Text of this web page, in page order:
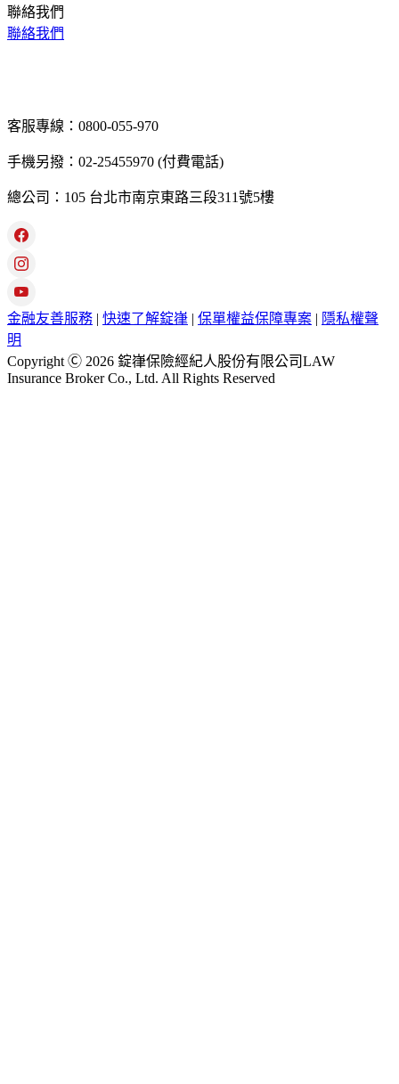
聯絡我們
聯絡我們
客服專線：0800-055-970
手機另撥：02-25455970 (付費電話)
總公司：105 台北市南京東路三段311號5樓
金融友善服務 | 快速了解錠嵂 | 保單權益保障專案 | 隱私權聲
明
Copyright Ⓒ 2026 錠嵂保險經紀人股份有限公司LAW
Insurance Broker Co., Ltd. All Rights Reserved